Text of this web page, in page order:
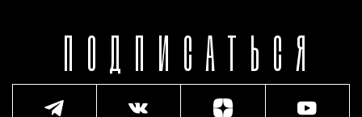
ПОДПИСАТЬСЯ